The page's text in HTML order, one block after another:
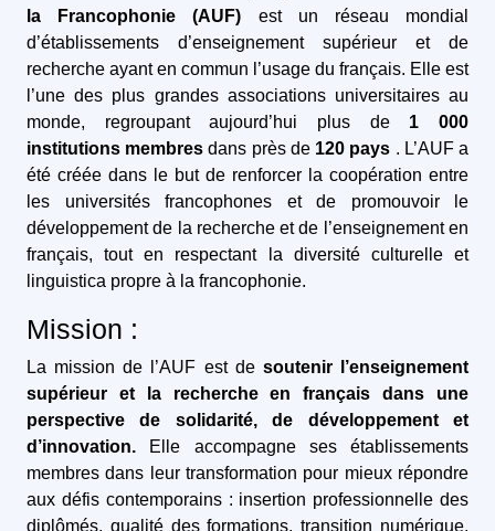
la Francophonie (AUF) est un réseau mondial
d’établissements d’enseignement supérieur et de
recherche ayant en commun l’usage du français. Elle est
l’une des plus grandes associations universitaires au
monde, regroupant aujourd’hui plus de 1 000
institutions membresdans près de 120 pays . L’AUF a
été créée dans le but de renforcer la coopération entre
les universités francophones et de promouvoir le
développement de la recherche et de l’enseignement en
français, tout en respectant la diversité culturelle et
linguistica propre à la francophonie.
Mission :
La mission de l’AUF est de soutenir l’enseignement
supérieur et la recherche en français dans une
perspective de solidarité, de développement et
d’innovation. Elle accompagne ses établissements
membres dans leur transformation pour mieux répondre
aux défis contemporains : insertion professionnelle des
diplômés, qualité des formations, transition numérique,